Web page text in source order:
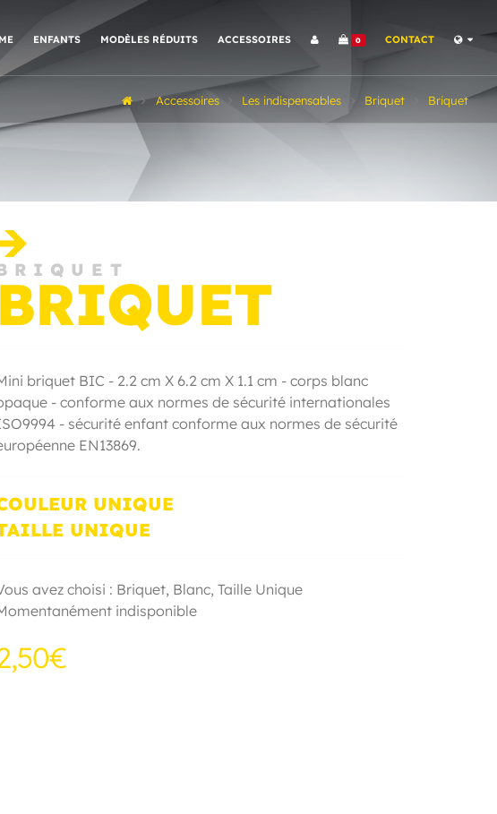
ENFANTS MODÈLES RÉDUITS ACCESSOIRES 0 CONTACT
Accessoires Les indispensables Briquet Briquet
BRIQUET
briquet BIC - 2.2 cm X 6.2 cm X 1.1 cm - corps blanc
- conforme aux normes de sécurité internationales
- sécurité enfant conforme aux normes de sécurité
EN13869.
UNIQUE
UNIQUE
avez choisi : Briquet, Blanc,Taille Unique
indisponible